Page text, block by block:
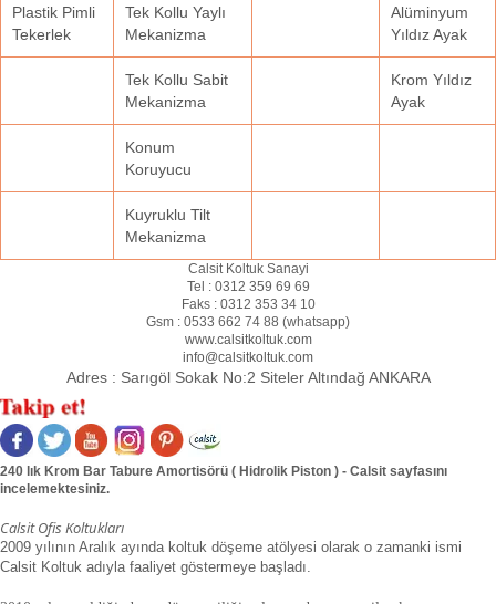
Plastik Pimli
Tekerlek
Tek Kollu Yaylı
Mekanizma
Alüminyum
Yıldız Ayak
Tek Kollu Sabit
Mekanizma
Krom Yıldız
Ayak
Konum
Koruyucu
Kuyruklu Tilt
Mekanizma
Calsit Koltuk Sanayi
Tel : 0312 359 69 69
Faks : 0312 353 34 10
Gsm : 0533 662 74 88 (whatsapp)
www.calsitkoltuk.com
info@calsitkoltuk.com
Adres : Sarıgöl Sokak No:2 Siteler Altındağ ANKARA
240 lık Krom Bar Tabure Amortisörü ( Hidrolik Piston ) - Calsit sayfasını
incelemektesiniz.
Calsit Ofis Koltukları
2009 yılının Aralık ayında koltuk döşeme atölyesi olarak o zamanki ismi
Calsit Koltuk adıyla faaliyet göstermeye başladı.